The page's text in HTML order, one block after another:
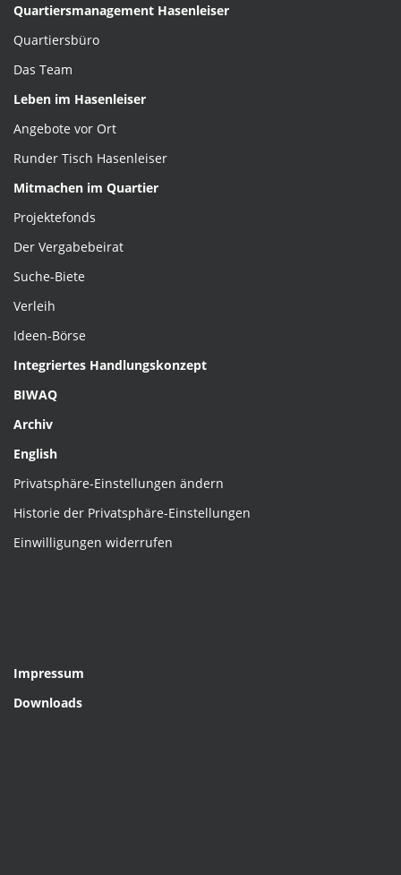
Quartiersmanagement Hasenleiser
Quartiersbüro
Das Team
Leben im Hasenleiser
Angebote vor Ort
Runder Tisch Hasenleiser
Mitmachen im Quartier
Projektefonds
Der Vergabebeirat
Suche-Biete
Verleih
Ideen-Börse
Integriertes Handlungskonzept
BIWAQ
Archiv
English
Privatsphäre-Einstellungen ändern
Historie der Privatsphäre-Einstellungen
Einwilligungen widerrufen
Impressum
Downloads